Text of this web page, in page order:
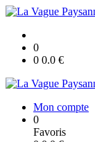
0
0 0.0 €
Mon compte
0
Favoris